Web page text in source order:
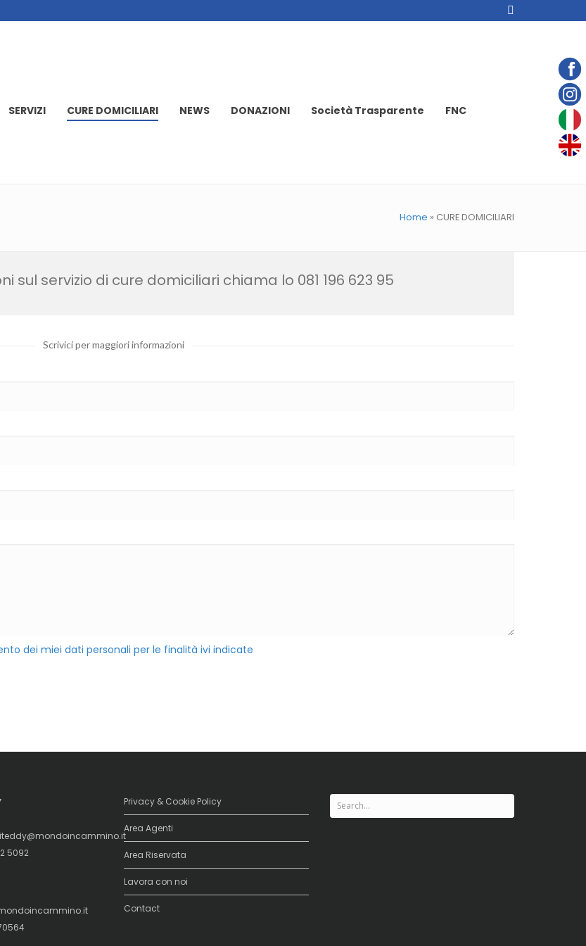
SERVIZI CURE DOMICILIARI NEWS DONAZIONI Società Trasparente FNC
Home » CURE DOMICILIARI
sul servizio di cure domiciliari chiama lo 081 196 623 95
Scrivici per maggiori informazioni
dei miei dati personali per le finalità ivi indicate
5092
Privacy & Cookie Policy
Area Agenti
Area Riservata
Lavora con noi
Contact